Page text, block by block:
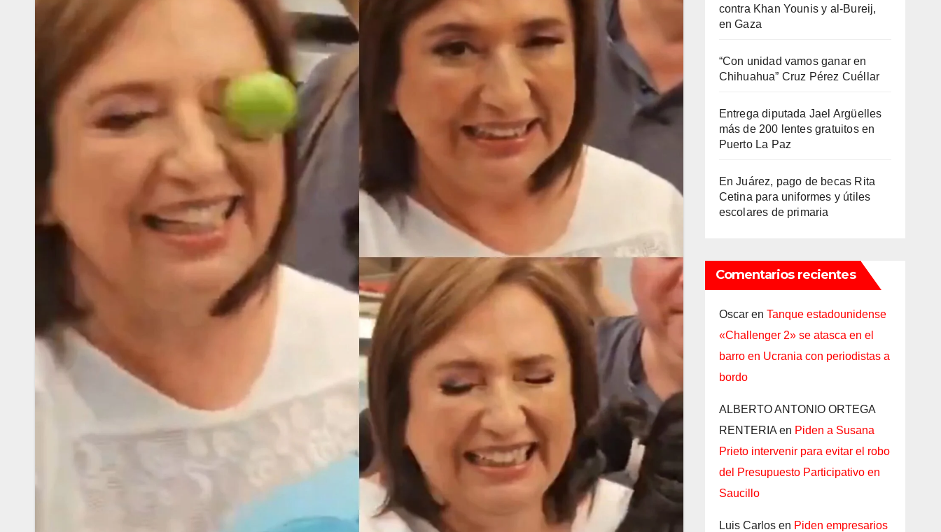
contra Khan Younis y al-Bureij,
en Gaza
“Con unidad vamos ganar en
Chihuahua” Cruz Pérez Cuéllar
Entrega diputada Jael Argüelles
más de 200 lentes gratuitos en
Puerto La Paz
En Juárez, pago de becas Rita
Cetina para uniformes y útiles
escolares de primaria
Comentarios recientes
Oscaren Tanque estadounidense
«Challenger 2» se atasca en el
barro en Ucrania con periodistas a
bordo
ALBERTO ANTONIO ORTEGA
RENTERIAen Piden a Susana
Prieto intervenir para evitar el robo
del Presupuesto Participativo en
Saucillo
Luis Carlosen Piden empresarios